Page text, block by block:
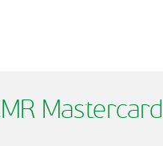
Mastercard